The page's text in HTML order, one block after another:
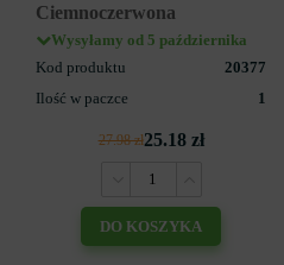
Ciemnoczerwona
Wysyłamy od 5 października
Kod produktu
20377
Ilość w paczce
1
27.98 zł25.18 zł
DO KOSZYKA